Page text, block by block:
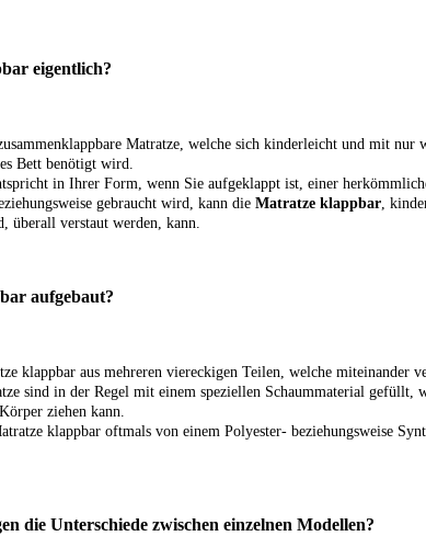
eigentlich?
Matratze, welche sich kinderleicht und mit
Bett benötigt wird.
in Ihrer Form, wenn Sie aufgeklappt ist, einer
gebraucht wird, kann die Matratze klappbar,
überall verstaut werden, kann.
aufgebaut?
klappbar aus mehreren viereckigen Teilen, welche miteinander
sind in der Regel mit einem speziellen Schaummaterial
ziehen kann.
klappbar oftmals von einem Polyester- beziehungsweise
die Unterschiede zwischen einzelnen Modellen?